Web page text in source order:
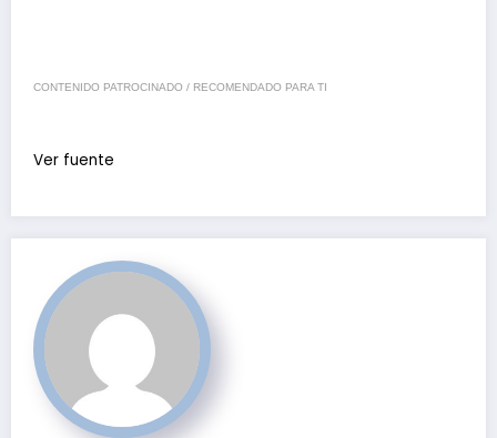
CONTENIDO PATROCINADO / RECOMENDADO PARA TI
Ver fuente